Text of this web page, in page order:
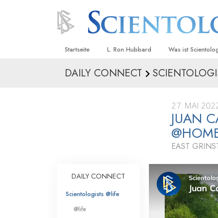
Startseite L. Ron Hubbard Was ist
Anschauungen
Was
sagen
Lernen Sie
Innerhalb einer
Die
Eine Einführung
DAILY CONNECT
27. MAI
JUAN
EAST
DAILY CONNECT
Scientologists @life
@life